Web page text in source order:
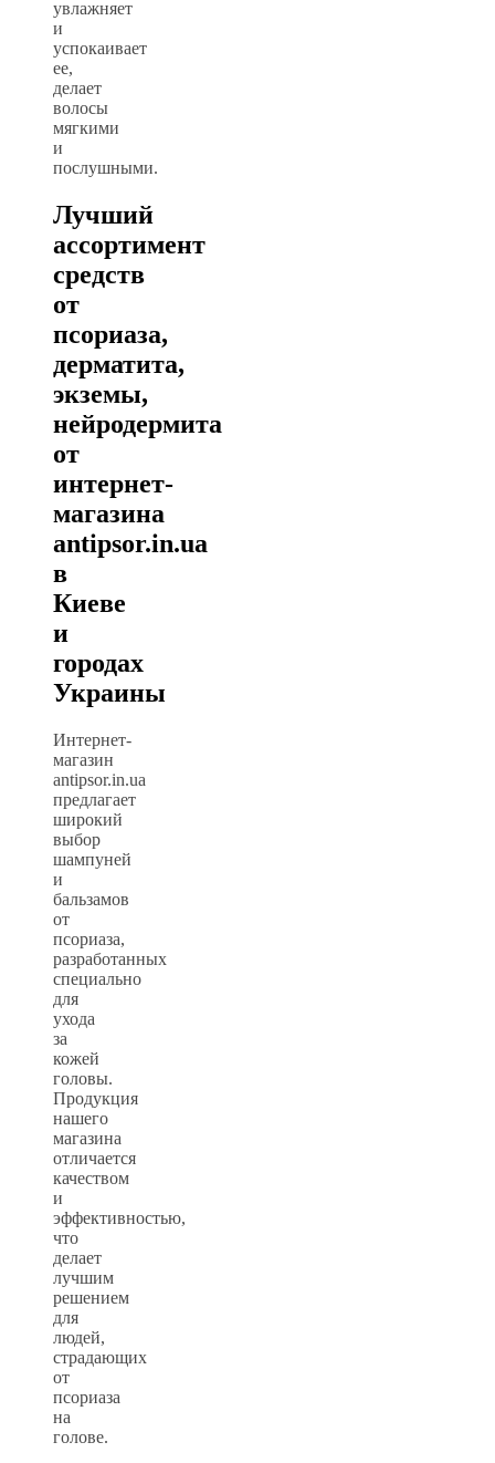
увлажняет
и
успокаивает
ее,
делает
волосы
мягкими
и
послушными.
Лучший
ассортимент
средств
от
псориаза,
дерматита,
экземы,
нейродермита
от
интернет-
магазина
antipsor.in.ua
в
Киеве
и
городах
Украины
Интернет-
магазин
antipsor.in.ua
предлагает
широкий
выбор
шампуней
и
бальзамов
от
псориаза,
разработанных
специально
для
ухода
за
кожей
головы.
Продукция
нашего
магазина
отличается
качеством
и
эффективностью,
что
делает
лучшим
решением
для
людей,
страдающих
от
псориаза
на
голове.